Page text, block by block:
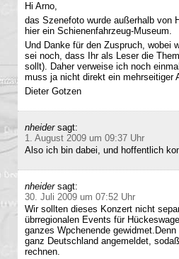
Hi Arno,
das Szenefoto wurde außerhalb von
hier ein Schienenfahrzeug-Museum.
Und Danke für den Zuspruch, wobei
sei noch, dass Ihr als Leser die
sollt). Daher verweise ich noch
muss ja nicht direkt ein mehrseitiger
Dieter Gotzen
nheider sagt:
1. August 2009 um 09:37 Uhr
Also ich bin dabei, und hoffentlich
nheider sagt:
30. Juli 2009 um 07:52 Uhr
Wir sollten dieses Konzert nicht
übrregionalen Events für
ganzes Wpchenende
ganz Deutschland angemeldet,
rechnen.